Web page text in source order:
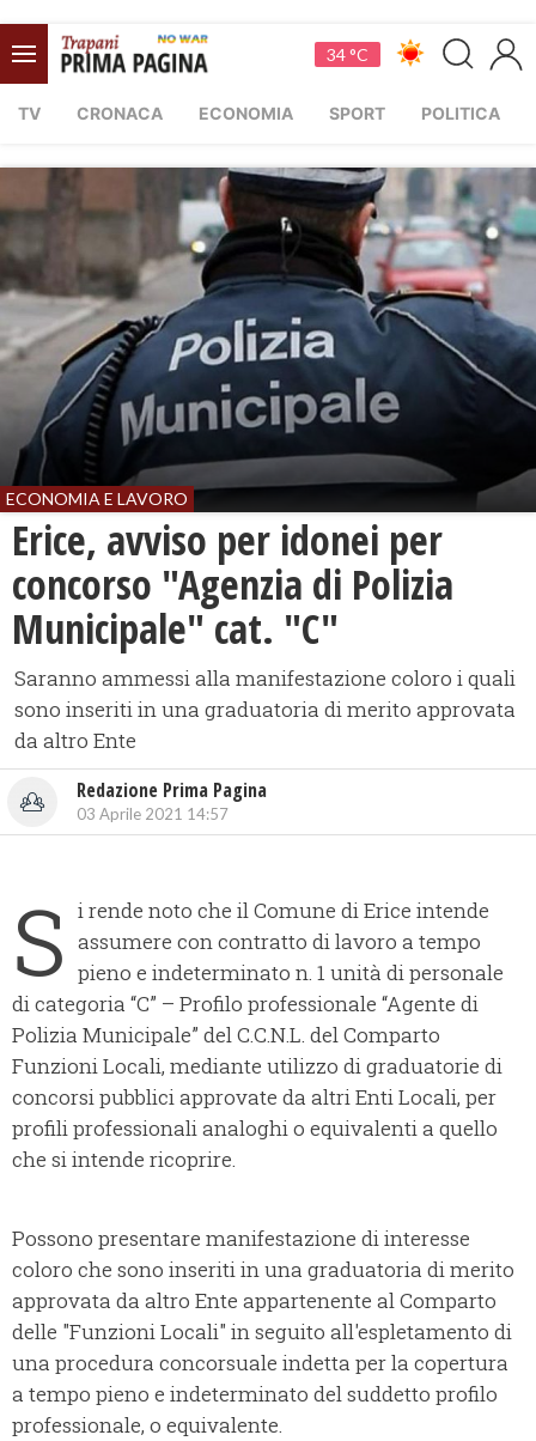
34 °C
TV CRONACA ECONOMIA SPORT POLITICA
ECONOMIA E LAVORO
Erice, avviso per idonei per
concorso "Agenzia di Polizia
Municipale" cat. "C"
Saranno ammessi alla manifestazione coloro i quali
sono inseriti in una graduatoria di merito approvata
da altro Ente
Redazione Prima Pagina
03 Aprile 2021 14:57
S i rende noto che il Comune di Erice intende
assumere con contratto di lavoro a tempo
pieno e indeterminato n. 1 unità di personale
di categoria “C” – Profilo professionale “Agente di
Polizia Municipale” del C.C.N.L. del Comparto
Funzioni Locali, mediante utilizzo di graduatorie di
concorsi pubblici approvate da altri Enti Locali, per
profili professionali analoghi o equivalenti a quello
che si intende ricoprire.
Possono presentare manifestazione di interesse
coloro che sono inseriti in una graduatoria di merito
approvata da altro Ente appartenente al Comparto
delle "Funzioni Locali" in seguito all'espletamento di
una procedura concorsuale indetta per la copertura
a tempo pieno e indeterminato del suddetto profilo
professionale, o equivalente.